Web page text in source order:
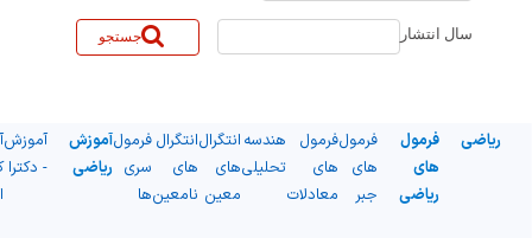
سال انتشار جستجو
ریاضی
فرمول
های
ریاضی
فرمول
های
جبر
فرمول
های
معادلات
هندسه
تحلیلی
انتگرال
های
معین
انتگرال
های
نامعین
فرمول
سری
ها
آموزش
ریاضی
آموزش
- دکترا